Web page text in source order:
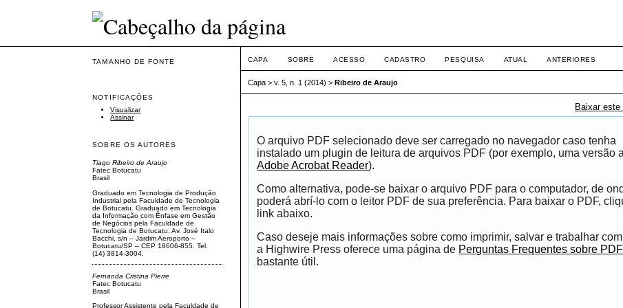
TAMANHO DE FONTE
NOTIFICAÇÕES
Visualizar
Assinar
SOBRE OS AUTORES
Tiago Ribeiro de Araujo
Fatec Botucatu
Brasil
Graduado em Tecnologia de Produção
Industrial pela Faculdade de Tecnologia
de Botucatu. Graduado em Tecnologia
da Informação com Ênfase em Gestão
de Negócios pela Faculdade de
Tecnologia de Botucatu. Av. José Italo
Bacchi, s/n – Jardim Aeroporto –
Botucatu/SP – CEP 18606-855. Tel.
(14) 3814-3004.
Fernanda Cristina Pierre
Fatec Botucatu
Brasil
Professor Assistente pela Faculdade de
CAPA SOBRE ACESSO CADASTRO PESQUISA ATUAL ANTERIORES
Capa >v. 5, n. 1 (2014) >Ribeiro de Araujo
Baixar
O arquivo PDF selecionado deve ser carregado no navegador caso tenha
instalado um plugin de leitura de arquivos PDF (por exemplo, uma versão
Adobe Acrobat Reader).
Como alternativa, pode-se baixar o arquivo PDF para o computador, de
poderá abrí-lo com o leitor PDF de sua preferência. Para baixar o PDF,
link abaixo.
Caso deseje mais informações sobre como imprimir, salvar e trabalhar
a Highwire Press oferece uma página de Perguntas Frequentes sobre
bastante útil.